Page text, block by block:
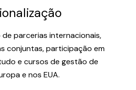
parcerias internacionais,
conjuntas, participação em
e cursos de gestão de
e nos EUA.